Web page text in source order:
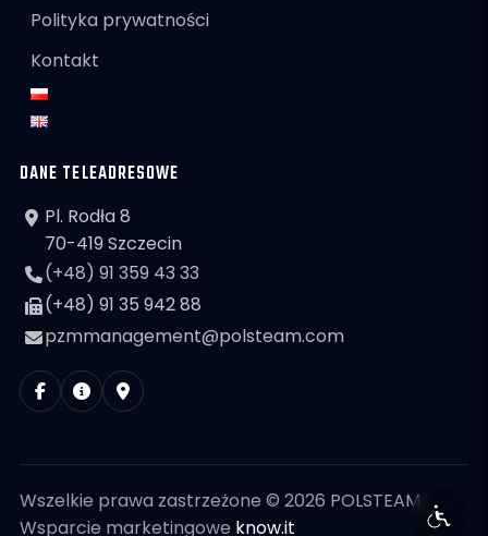
Polityka prywatności
Kontakt
DANE TELEADRESOWE
Pl. Rodła 8
70-419 Szczecin
(+48) 91 359 43 33
(+48) 91 35 942 88
pzmmanagement@polsteam.com
Wszelkie prawa zastrzeżone © 2026 POLSTEAM
Wsparcie marketingowe know.it